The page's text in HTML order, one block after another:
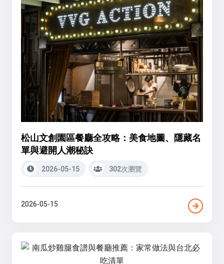
松山文創園區餐廳全攻略：美食地圖、隱藏名
單與避開人潮秘訣
2026-05-15 302次瀏覽
2026-05-15